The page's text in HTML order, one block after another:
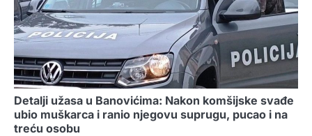
Detalji užasa u Banovićima: Nakon komšijske svađe
ubio muškarca i ranio njegovu suprugu, pucao i na
treću osobu